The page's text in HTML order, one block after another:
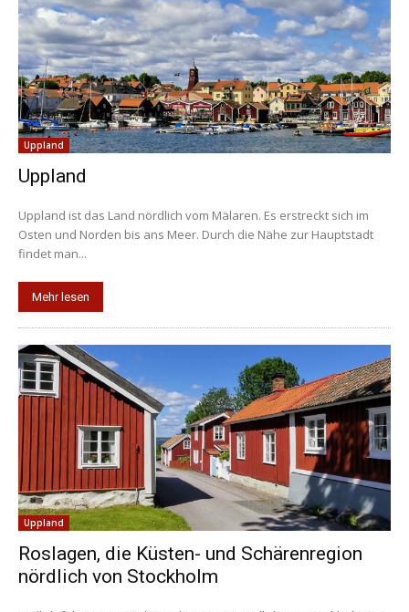
Uppland
Uppland
Uppland ist das Land nördlich vom Mälaren. Es erstreckt sich im
Osten und Norden bis ans Meer. Durch die Nähe zur Hauptstadt
findet man...
Mehr lesen
Uppland
Roslagen, die Küsten- und Schärenregion
nördlich von Stockholm